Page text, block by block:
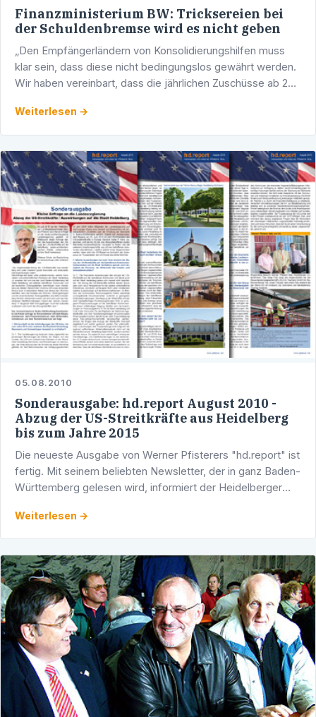
Finanzministerium BW: Tricksereien bei
der Schuldenbremse wird es nicht geben
„Den Empfängerländern von Konsolidierungshilfen muss
klar sein, dass diese nicht bedingungslos gewährt werden.
Wir haben vereinbart, dass die jährlichen Zuschüsse ab 2011
Weiterlesen →
05.08.2010
Sonderausgabe: hd.report August 2010 -
Abzug der US-Streitkräfte aus Heidelberg
bis zum Jahre 2015
Die neueste Ausgabe von Werner Pfisterers "hd.report" ist
fertig. Mit seinem beliebten Newsletter, der in ganz Baden-
Württemberg gelesen wird, informiert der Heidelberger
Weiterlesen →